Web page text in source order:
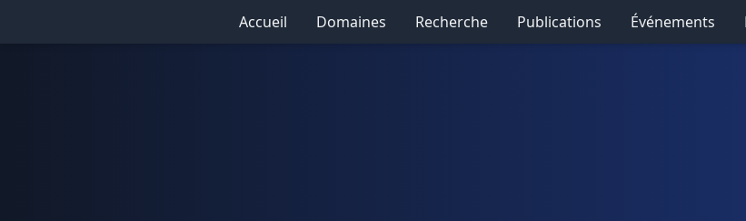
Accueil Domaines Recherche Publications Événements